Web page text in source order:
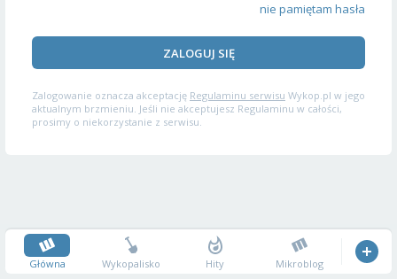
nie pamiętam hasła
ZALOGUJ SIĘ
Zalogowanie oznacza akceptację Regulaminu serwisu Wykop.pl w jego
aktualnym brzmieniu. Jeśli nie akceptujesz Regulaminu w całości,
prosimy o niekorzystanie z serwisu.
Główna Wykopalisko Hity Mikroblog